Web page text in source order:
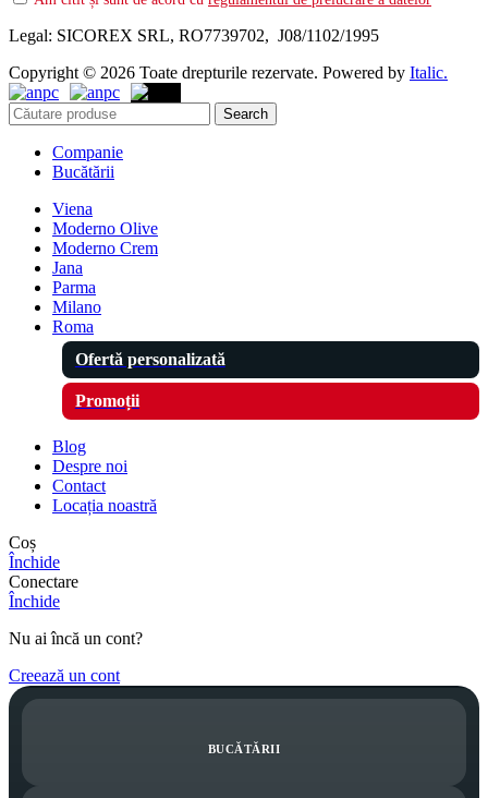
Legal: SICOREX SRL, RO7739702, J08/1102/1995
Copyright © 2026 Toate drepturile rezervate. Powered by Italic.
Search
Companie
Bucătării
Viena
Moderno Olive
Moderno Crem
Jana
Parma
Milano
Roma
Ofertă personalizată
Promoții
Blog
Despre noi
Contact
Locația noastră
Coș
Închide
Conectare
Închide
Nu ai încă un cont?
Creează un cont
BUCĂTĂRII